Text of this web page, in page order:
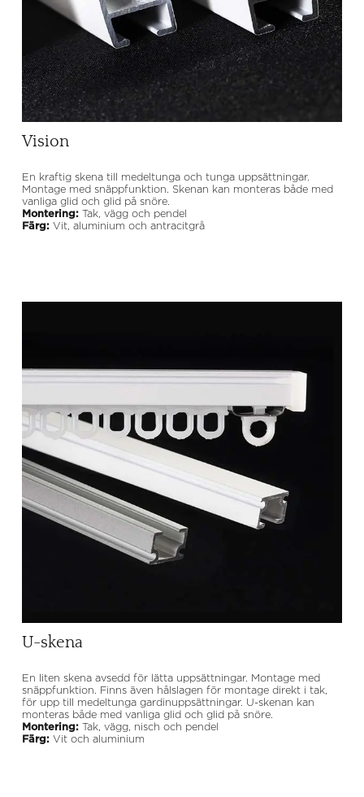
Vision
En kraftig skena till medeltunga och tunga uppsättningar.
Montage med snäppfunktion. Skenan kan monteras både med
vanliga glid och glid på snöre.
Montering:Tak, vägg och pendel
Färg:Vit, aluminium och antracitgrå
U-skena
En liten skena avsedd för lätta uppsättningar. Montage med
snäppfunktion. Finns även hålslagen för montage direkt i tak,
för upp till medeltunga gardinuppsättningar. U-skenan kan
monteras både med vanliga glid och glid på snöre.
Montering:Tak, vägg, nisch och pendel
Färg:Vit och aluminium